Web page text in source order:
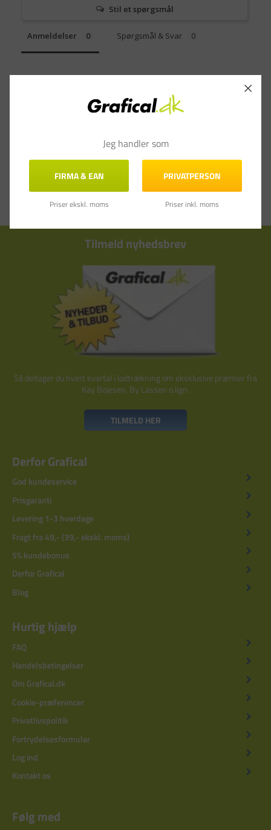
Stil et spørgsmål
Anmeldelser Spørgsmål & Svar
Tilmeld nyhedsbrev
Så deltager du hvert kvartal i lodtrækning om eksklusive præmier fra
Kay Bojesen, By Lassen o.lign.
TILMELD HER
Derfor Grafical
God kundeservice
Prisgaranti
Levering 1-3 hverdage
Fragt fra 49,- (39,- ekskl. moms)
5% kundebonus
Derfor Grafical
Blog
Hurtig hjælp
FAQ
Handelsbetingelser
Om Grafical.dk
Cookie-præferencer
Privatlivspolitik
Fortrydelsesformular
Log ind
Kontakt os
Følg med
Jeg handler som
FIRMA & EAN
Priser ekskl. moms
PRIVATPERSON
Priser inkl. moms